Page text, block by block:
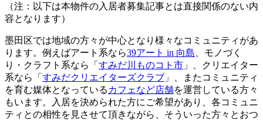
（注：以下は本物件の入居者募集記事とは直接関係のない内
容となります）
墨田区では地域の方々が中心となり様々なコミュニティがあ
ります。例えばアート系なら39アート in 向島 、モノづく
り・クラフト系なら「 すみだ川ものコト市 」、クリエイター
系なら「 すみだクリエイターズクラブ 」、またコミュニティ
を育む媒体となっている カフェなど店舗を運営している方々
もいます。入居を決められた方にご希望があり、各コミュニ
ティとの相性を見させて頂きながら、そういった方々とおつ